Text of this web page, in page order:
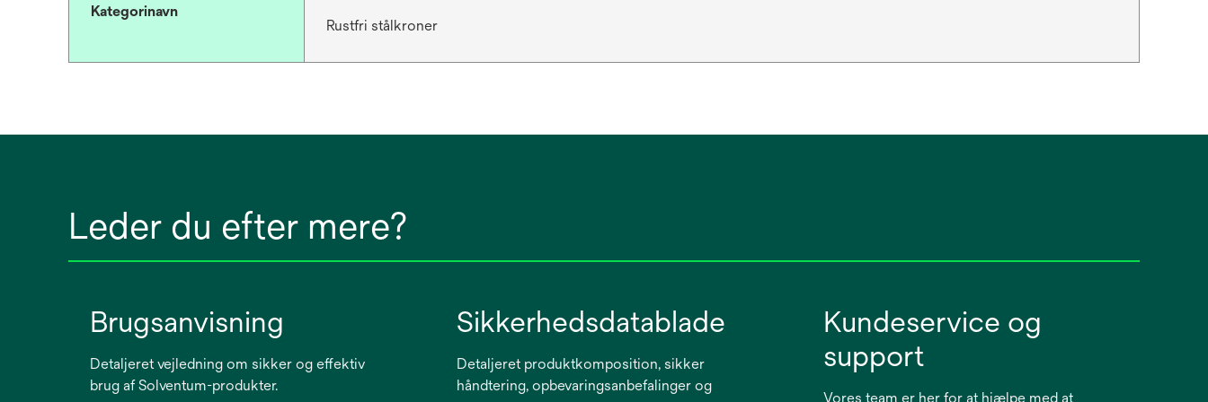
Kategorinavn
Rustfri stålkroner
Leder du efter mere?
Brugsanvisning
Detaljeret vejledning om sikker og effektiv
brug af Solventum-produkter.
Sikkerhedsdatablade
Detaljeret produktkomposition, sikker
håndtering, opbevaringsanbefalinger og
Kundeservice og
support
Vores team er her for at hjælpe med at